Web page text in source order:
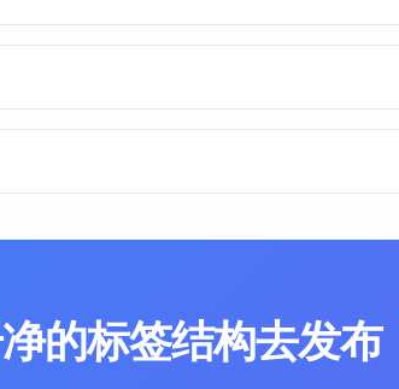
的标签结构去发布